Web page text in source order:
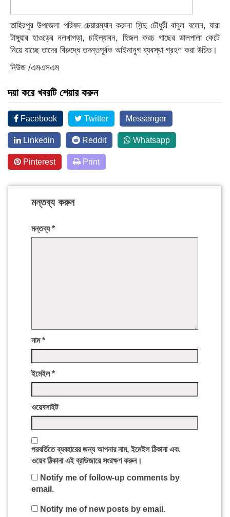
তাহিরপুর উপজেলা পরিষদ চেয়ারম্যান করুনা সিন্দু চৌধুরী বাবুল বলেন, যারা
টাঙ্গুয়ার হাওড়ের নলখাগড়া, চাইল্যাবন, হিজল করচ গাছের ডালপালা কেটে
নিয়ে যাচ্ছে তাদের বিরুদ্ধে তদন্তপূর্বক আইনানুগ ব্যবস্থা গ্রহণ করা উচিত।
নিউজ /এমএসএম
দয়া করে খবরটি শেয়ার করুন
Facebook Twitter Messenger
Linkedin Reddit Whatsapp
Pinterest Print
মন্তব্য করুন
মন্তব্য*
নাম*
ইমেইল*
ওয়েবসাইট
পরবর্তিতে ব্যবহারের জন্য আপনার নাম, ইমেইল ঠিকানা এবং
ওয়েব ঠিকানা এই ব্রাউজারে সংরক্ষণ করুন।
Notify me of follow-up comments by
email.
Notify me of new posts by email.